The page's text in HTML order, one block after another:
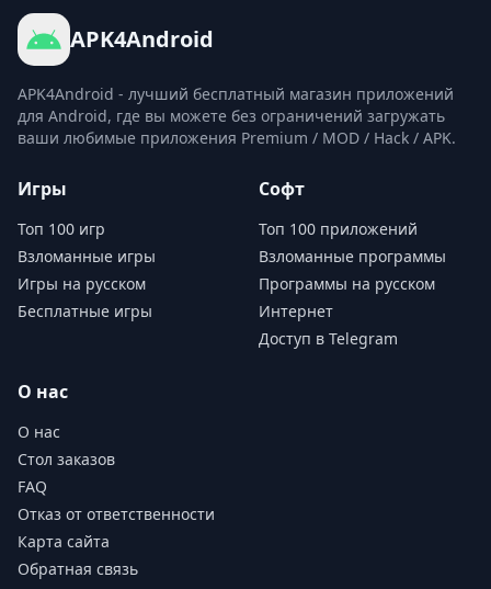
APK4Android
APK4Android - лучший бесплатный магазин приложений
для Android, где вы можете без ограничений загружать
ваши любимые приложения Premium / MOD / Hack / APK.
Игры
Топ 100 игр
Взломанные игры
Игры на русском
Бесплатные игры
Софт
Топ 100 приложений
Взломанные программы
Программы на русском
Интернет
Доступ в Telegram
О нас
О нас
Стол заказов
FAQ
Отказ от ответственности
Карта сайта
Обратная связь